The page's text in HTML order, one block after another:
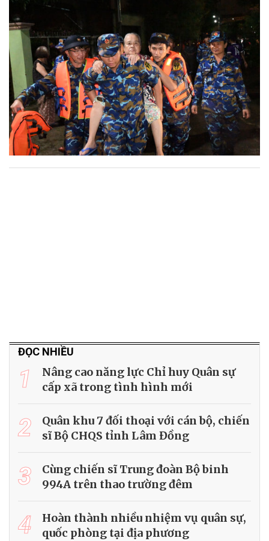
ĐỌC NHIỀU
1
Nâng cao năng lực Chỉ huy Quân sự
cấp xã trong tình hình mới
2
Quân khu 7 đối thoại với cán bộ, chiến
sĩ Bộ CHQS tỉnh Lâm Đồng
3
Cùng chiến sĩ Trung đoàn Bộ binh
994A trên thao trường đêm
4
Hoàn thành nhiều nhiệm vụ quân sự,
quốc phòng tại địa phương